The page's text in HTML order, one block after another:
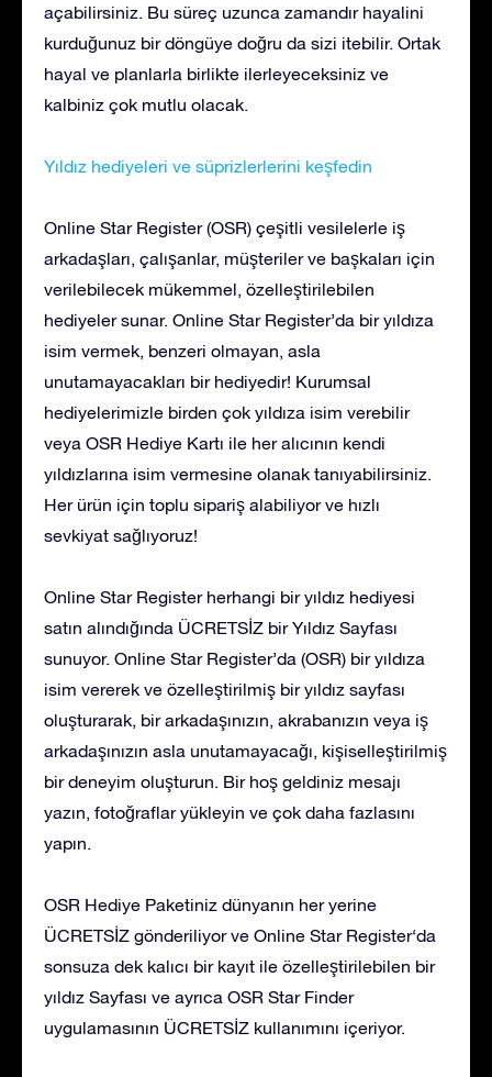
açabilirsiniz. Bu süreç uzunca zamandır hayalini
kurduğunuz bir döngüye doğru da sizi itebilir. Ortak
hayal ve planlarla birlikte ilerleyeceksiniz ve
kalbiniz çok mutlu olacak.
Yıldız hediyeleri ve süprizlerlerini keşfedin
Online Star Register (OSR) çeşitli vesilelerle iş
arkadaşları, çalışanlar, müşteriler ve başkaları için
verilebilecek mükemmel, özelleştirilebilen
hediyeler sunar. Online Star Register’da bir yıldıza
isim vermek, benzeri olmayan, asla
unutamayacakları bir hediyedir! Kurumsal
hediyelerimizle birden çok yıldıza isim verebilir
veya OSR Hediye Kartı ile her alıcının kendi
yıldızlarına isim vermesine olanak tanıyabilirsiniz.
Her ürün için toplu sipariş alabiliyor ve hızlı
sevkiyat sağlıyoruz!
Online Star Register herhangi bir yıldız hediyesi
satın alındığında ÜCRETSİZ bir Yıldız Sayfası
sunuyor. Online Star Register’da (OSR) bir yıldıza
isim vererek ve özelleştirilmiş bir yıldız sayfası
oluşturarak, bir arkadaşınızın, akrabanızın veya iş
arkadaşınızın asla unutamayacağı, kişiselleştirilmiş
bir deneyim oluşturun. Bir hoş geldiniz mesajı
yazın, fotoğraflar yükleyin ve çok daha fazlasını
yapın.
OSR Hediye Paketiniz dünyanın her yerine
ÜCRETSİZ gönderiliyor ve Online Star Register‘da
sonsuza dek kalıcı bir kayıt ile özelleştirilebilen bir
yıldız Sayfası ve ayrıca OSR Star Finder
uygulamasının ÜCRETSİZ kullanımını içeriyor.